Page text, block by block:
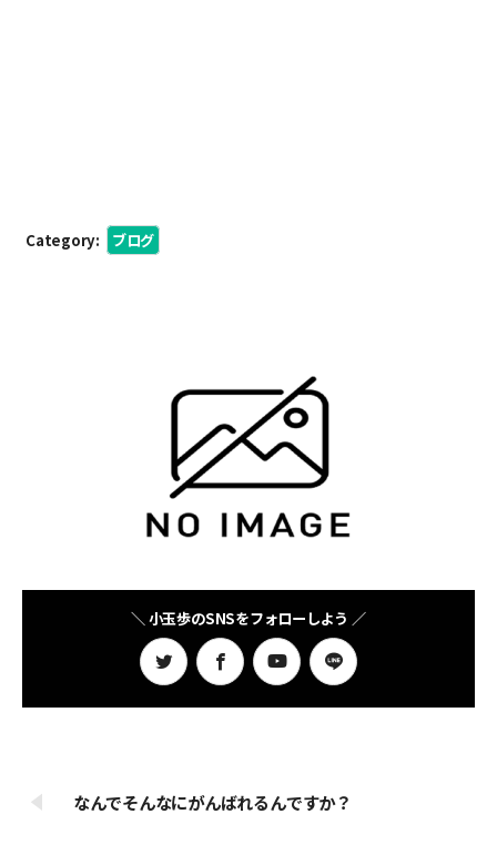
Category: ブログ
＼ 小玉歩のSNSをフォローしよう ／
なんでそんなにがんばれるんですか？